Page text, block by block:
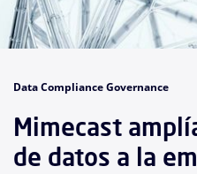
Data Compliance Governance
Mimecast
de datos a la